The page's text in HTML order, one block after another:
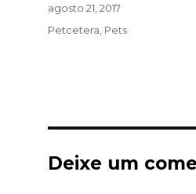
Publicado
em
agosto 21, 2017
Categorias
Petcetera, Pets
Deixe um